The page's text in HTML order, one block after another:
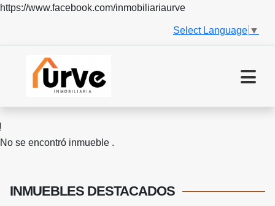
https://www.facebook.com/inmobiliariaurve
Select Language ▼
No se encontró inmueble .
INMUEBLES DESTACADOS